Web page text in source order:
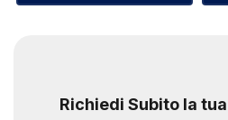
Richiedi Subito la tua